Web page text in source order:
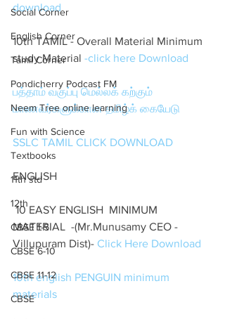
Social Corner
English Corner
Tamil Corner
Pondicherry Podcast FM
Neem Tree online learning
Fun with Science
Textbooks
11th std
12th
CBSE 1-5
CBSE 6-10
CBSE 11-12
CBSE
download
10th TAMIL - Overall Material Minimum
study Material -click here Download
பத்தாம் வகுப்பு மெல்லக் கற்கும்
மாணவர்களுக்கான தமிழ்க் கையேடு
SSLC TAMIL CLICK DOWNLOAD
ENGLISH
10 EASY ENGLISH  MINIMUM
MATERIAL  -(Mr.Munusamy CEO -
Villupuram Dist)- Click Here Download
10th english PENGUIN minimum
materials